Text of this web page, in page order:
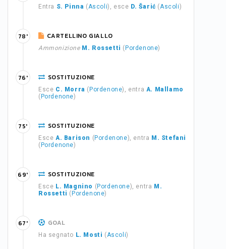
Entra S. Pinna (Ascoli), esce D. Šarić (Ascoli)
CARTELLINO GIALLO
Ammonizione M. Rossetti ( Pordenone)
78'
SOSTITUZIONE
Esce C. Morra ( Pordenone), entra A. Mallamo
( Pordenone)
76'
SOSTITUZIONE
Esce A. Barison ( Pordenone), entra M. Stefani
( Pordenone)
75'
SOSTITUZIONE
Esce L. Magnino ( Pordenone), entra M.
Rossetti ( Pordenone)
69'
GOAL
Ha segnato L. Mosti (Ascoli)
67'